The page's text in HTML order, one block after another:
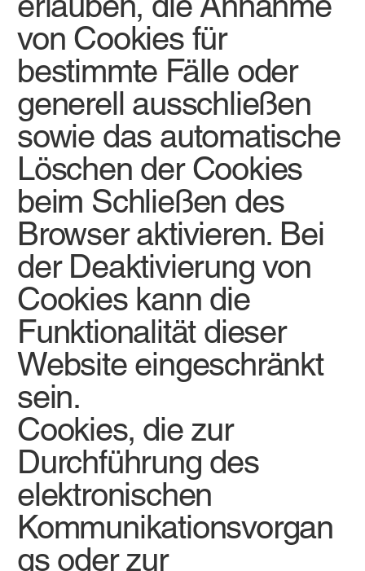
von Cookies für
bestimmte Fälle oder
generell ausschließen
sowie das automatische
Löschen der Cookies
beim Schließen des
Browser aktivieren. Bei
der Deaktivierung von
Cookies kann die
Funktionalität dieser
Website eingeschränkt
sein.
Cookies, die zur
Durchführung des
elektronischen
Kommunikationsvorgan
gs oder zur